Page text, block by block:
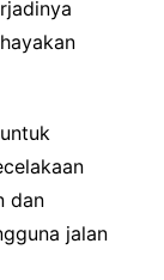
dan
jalan